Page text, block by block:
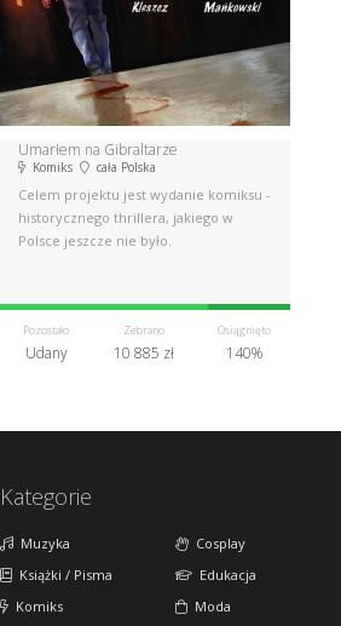
Umarłem na Gibraltarze
Komiks cała Polska
Celem projektu jest wydanie komiksu -
historycznego thrillera, jakiego w
Polsce jeszcze nie było.
Pozostało
Udany
Zebrano
10 885 zł
Osiągnięto
140%
Kategorie
Muzyka
Książki / Pisma
Komiks
Cosplay
Edukacja
Moda